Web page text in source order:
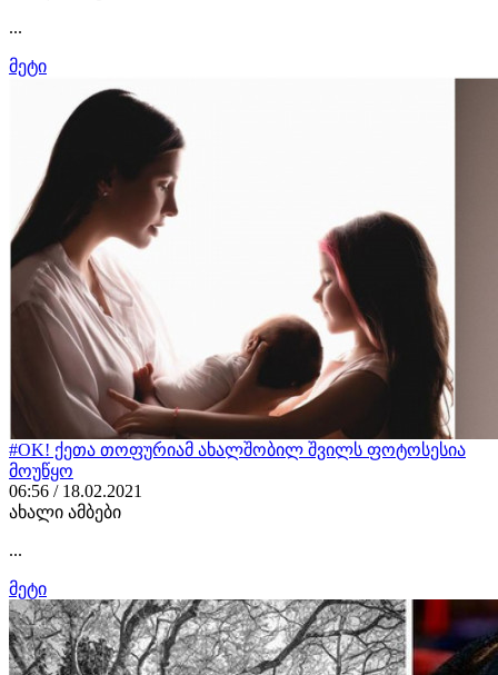
...
მეტი
#OK! ქეთა თოფურიამ ახალშობილ შვილს ფოტოსესია
მოუწყო
06:56 / 18.02.2021
ახალი ამბები
...
მეტი